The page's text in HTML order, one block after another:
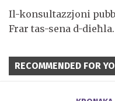
Il-konsultazzjoni
Frar tas-sena d-dieħla.
RECOMMENDED FOR